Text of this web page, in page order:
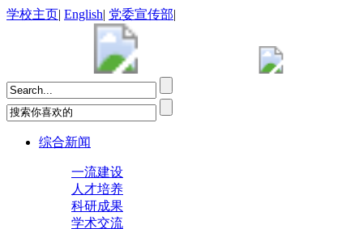
学校主页| English| 党委宣传部|
综合新闻
一流建设
人才培养
科研成果
学术交流